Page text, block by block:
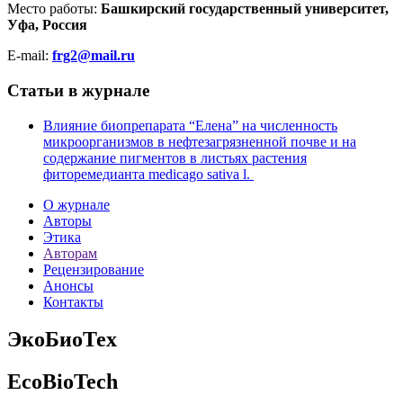
Место работы: Башкирский государственный университет,
Уфа, Россия
E-mail: frg2@mail.ru
Статьи в журнале
Влияние биопрепарата “Елена” на численность
микроорганизмов в нефтезагрязненной почве и на
содержание пигментов в листьях растения
фиторемедианта medicago sativa l.
О журнале
Авторы
Этика
Авторам
Рецензирование
Анонсы
Контакты
ЭкоБиоТех
EcoBioTech